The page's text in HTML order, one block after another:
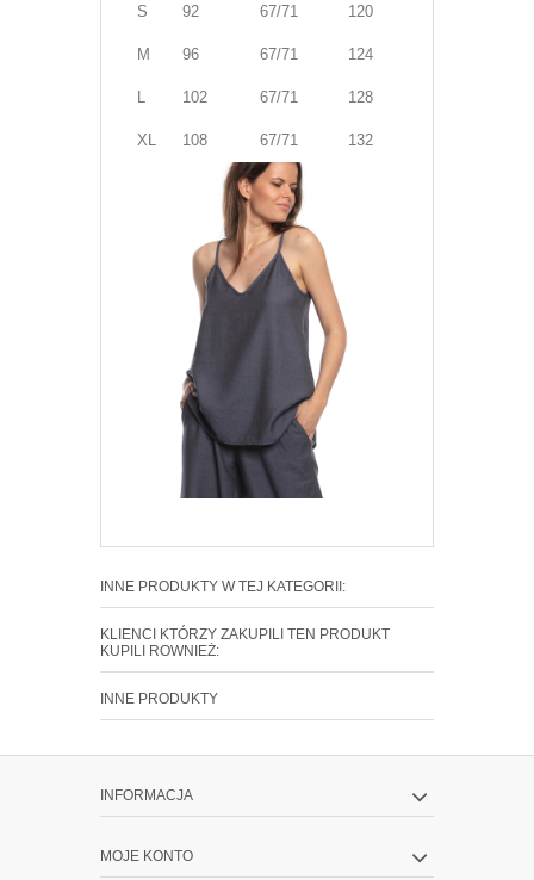
S 92 67/71 120
M 96 67/71 124
L 102 67/71 128
XL 108 67/71 132
INNE PRODUKTY W TEJ KATEGORII:
KLIENCI KTÓRZY ZAKUPILI TEN PRODUKT
KUPILI ROWNIEŻ:
INNE PRODUKTY
INFORMACJA
MOJE KONTO